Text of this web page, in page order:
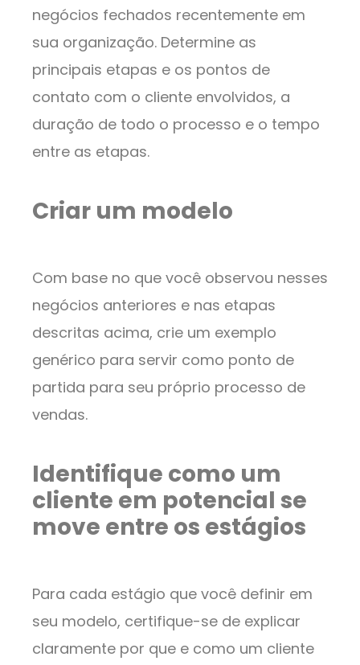
negócios fechados recentemente em
sua organização. Determine as
principais etapas e os pontos de
contato com o cliente envolvidos, a
duração de todo o processo e o tempo
entre as etapas.
Criar um modelo
Com base no que você observou nesses
negócios anteriores e nas etapas
descritas acima, crie um exemplo
genérico para servir como ponto de
partida para seu próprio processo de
vendas.
Identifique como um
cliente em potencial se
move entre os estágios
Para cada estágio que você definir em
seu modelo, certifique-se de explicar
claramente por que e como um cliente